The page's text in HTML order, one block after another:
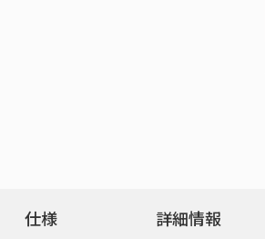
仕様 詳細情報